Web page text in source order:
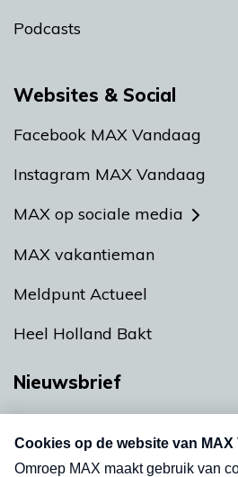
Podcasts
Websites & Social
Facebook MAX Vandaag
Instagram MAX Vandaag
MAX op sociale media
MAX vakantieman
Meldpunt Actueel
Heel Holland Bakt
Nieuwsbrief
nieuwsbrief. Elke vrijdag- en
uw mailbox.